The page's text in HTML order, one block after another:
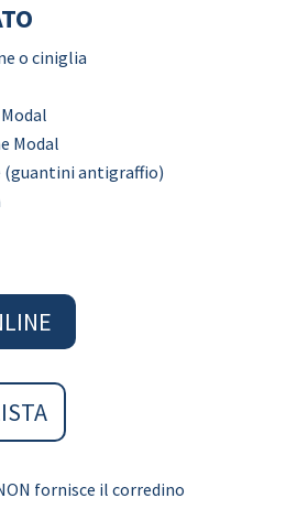
o ciniglia
Modal
(guantini antigraffio)
fornisce il corredino